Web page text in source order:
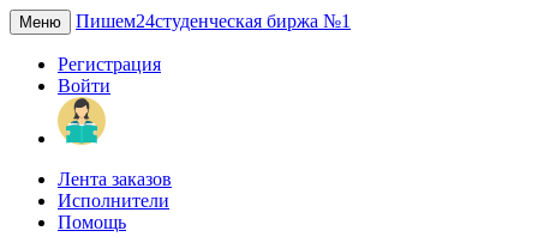
Меню Пишем24студенческая биржа №1
Регистрация
Войти
Лента заказов
Исполнители
Помощь